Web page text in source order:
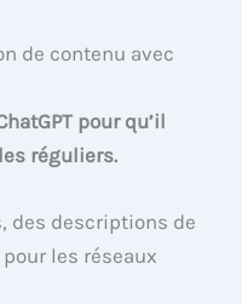
de contenu avec
pour qu’il
réguliers.
des descriptions de
les réseaux